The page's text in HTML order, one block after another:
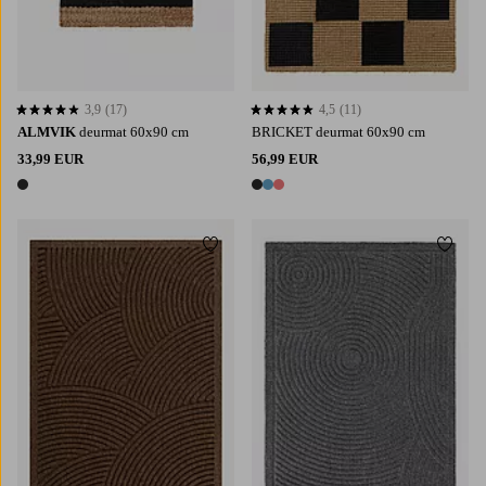
ALMVIK deurmat 60x90 cm
33,99 EUR
1 kleur
3,9 op basis van 17 beoordelingen
3,9 (17)
BRICKET deurmat 60x90 cm
56,99 EUR
3 kleuren
4,5 op basis van 11 beoordelingen
4,5 (11)
Toevoegen aan favorieten